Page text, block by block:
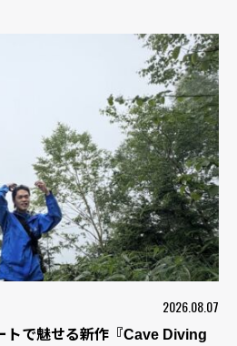
2026.08.07
トで魅せる新作『Cave Diving